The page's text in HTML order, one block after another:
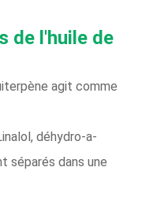
de l'huile de
agit comme
déhydro-a-
séparés dans une